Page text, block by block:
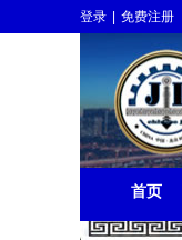
首页
登录 免费注册